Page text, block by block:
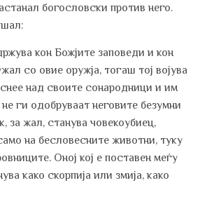
богословски против него.
кон Божјите заповеди и кон
со овие оружја, тогаш тој војува
над своите сонародници и им
ги одобруваат неговите безумни
за жал, станува човекоубиец,
на бесловесните животни, туку
Оној кој е поставен меѓу
како скорпија или змија, како